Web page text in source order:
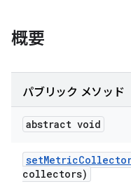
概要
パブリック メソッド
abstract void
setMetric
collectors)